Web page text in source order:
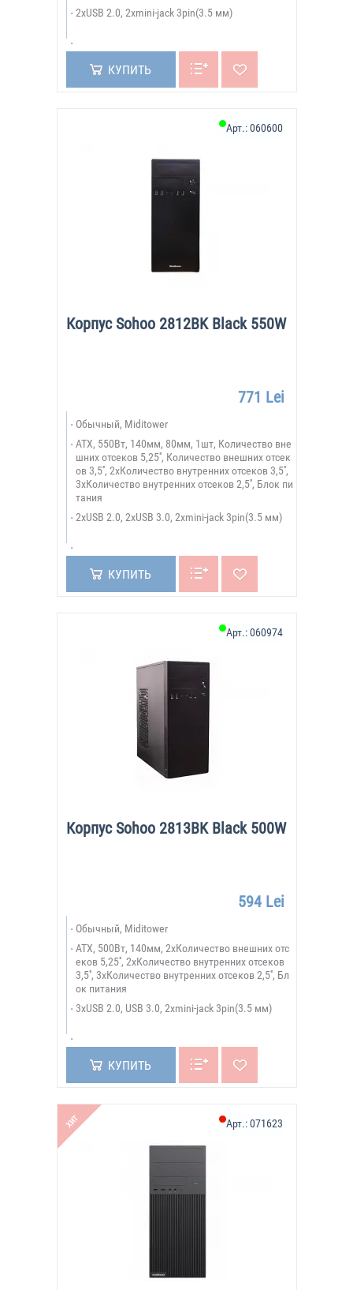
2xUSB 2.0, 2xmini-jack 3pin(3.5 мм)
КУПИТЬ
Корпус Sohoo 2812BK Black 550W
Арт.:060600
771 Lei
Обычный, Miditower
ATX, 550Вт, 140мм, 80мм, 1шт, Количество вне
шних отсеков 5,25'', Количество внешних отсек
ов 3,5'', 2xКоличество внутренних отсеков 3,5'',
3xКоличество внутренних отсеков 2,5'', Блок пи
тания
2xUSB 2.0, 2xUSB 3.0, 2xmini-jack 3pin(3.5 мм)
КУПИТЬ
Корпус Sohoo 2813BK Black 500W
Арт.:060974
594 Lei
Обычный, Miditower
ATX, 500Вт, 140мм, 2xКоличество внешних отс
еков 5,25'', 2xКоличество внутренних отсеков
3,5'', 3xКоличество внутренних отсеков 2,5'', Бл
ок питания
3xUSB 2.0, USB 3.0, 2xmini-jack 3pin(3.5 мм)
КУПИТЬ
ХИТ Арт.:071623